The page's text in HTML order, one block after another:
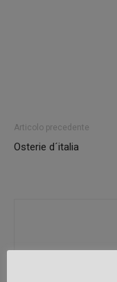
Articolo precedente
Osterie d´italia